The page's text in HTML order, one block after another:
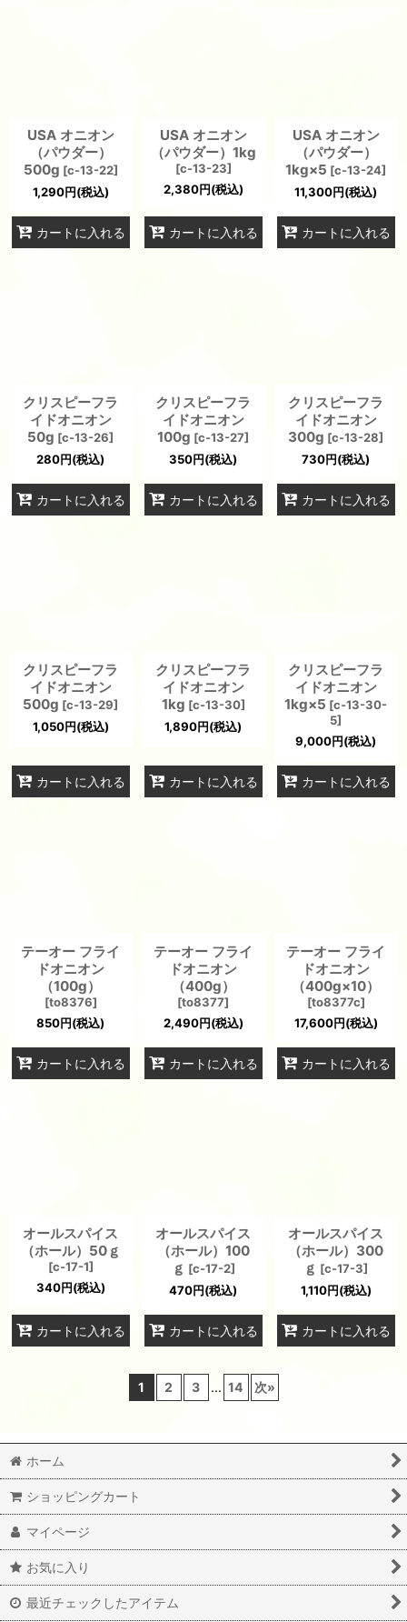
USA オニオン
（パウダー）
500g [c-13-22]
1,290円(税込)
カートに入れる
USA オニオン
（パウダー）1kg
[c-13-23]
2,380円(税込)
カートに入れる
USA オニオン
（パウダー）
1kg×5 [c-13-24]
11,300円(税込)
カートに入れる
クリスピーフラ
イドオニオン
50g [c-13-26]
280円(税込)
カートに入れる
クリスピーフラ
イドオニオン
100g [c-13-27]
350円(税込)
カートに入れる
クリスピーフラ
イドオニオン
300g [c-13-28]
730円(税込)
カートに入れる
クリスピーフラ
イドオニオン
500g [c-13-29]
1,050円(税込)
カートに入れる
クリスピーフラ
イドオニオン
1kg [c-13-30]
1,890円(税込)
カートに入れる
クリスピーフラ
イドオニオン
1kg×5 [c-13-30-
5]
9,000円(税込)
カートに入れる
テーオー フライ
ドオニオン
（100g）
[to8376]
850円(税込)
カートに入れる
テーオー フライ
ドオニオン
（400g）
[to8377]
2,490円(税込)
カートに入れる
テーオー フライ
ドオニオン
（400g×10）
[to8377c]
17,600円(税込)
カートに入れる
オールスパイス
（ホール）50ｇ
[c-17-1]
340円(税込)
カートに入れる
オールスパイス
（ホール）100
ｇ [c-17-2]
470円(税込)
カートに入れる
オールスパイス
（ホール）300
ｇ [c-17-3]
1,110円(税込)
カートに入れる
1 2 3 ... 14 次»
ホーム
ショッピングカート
マイページ
お気に入り
最近チェックしたアイテム